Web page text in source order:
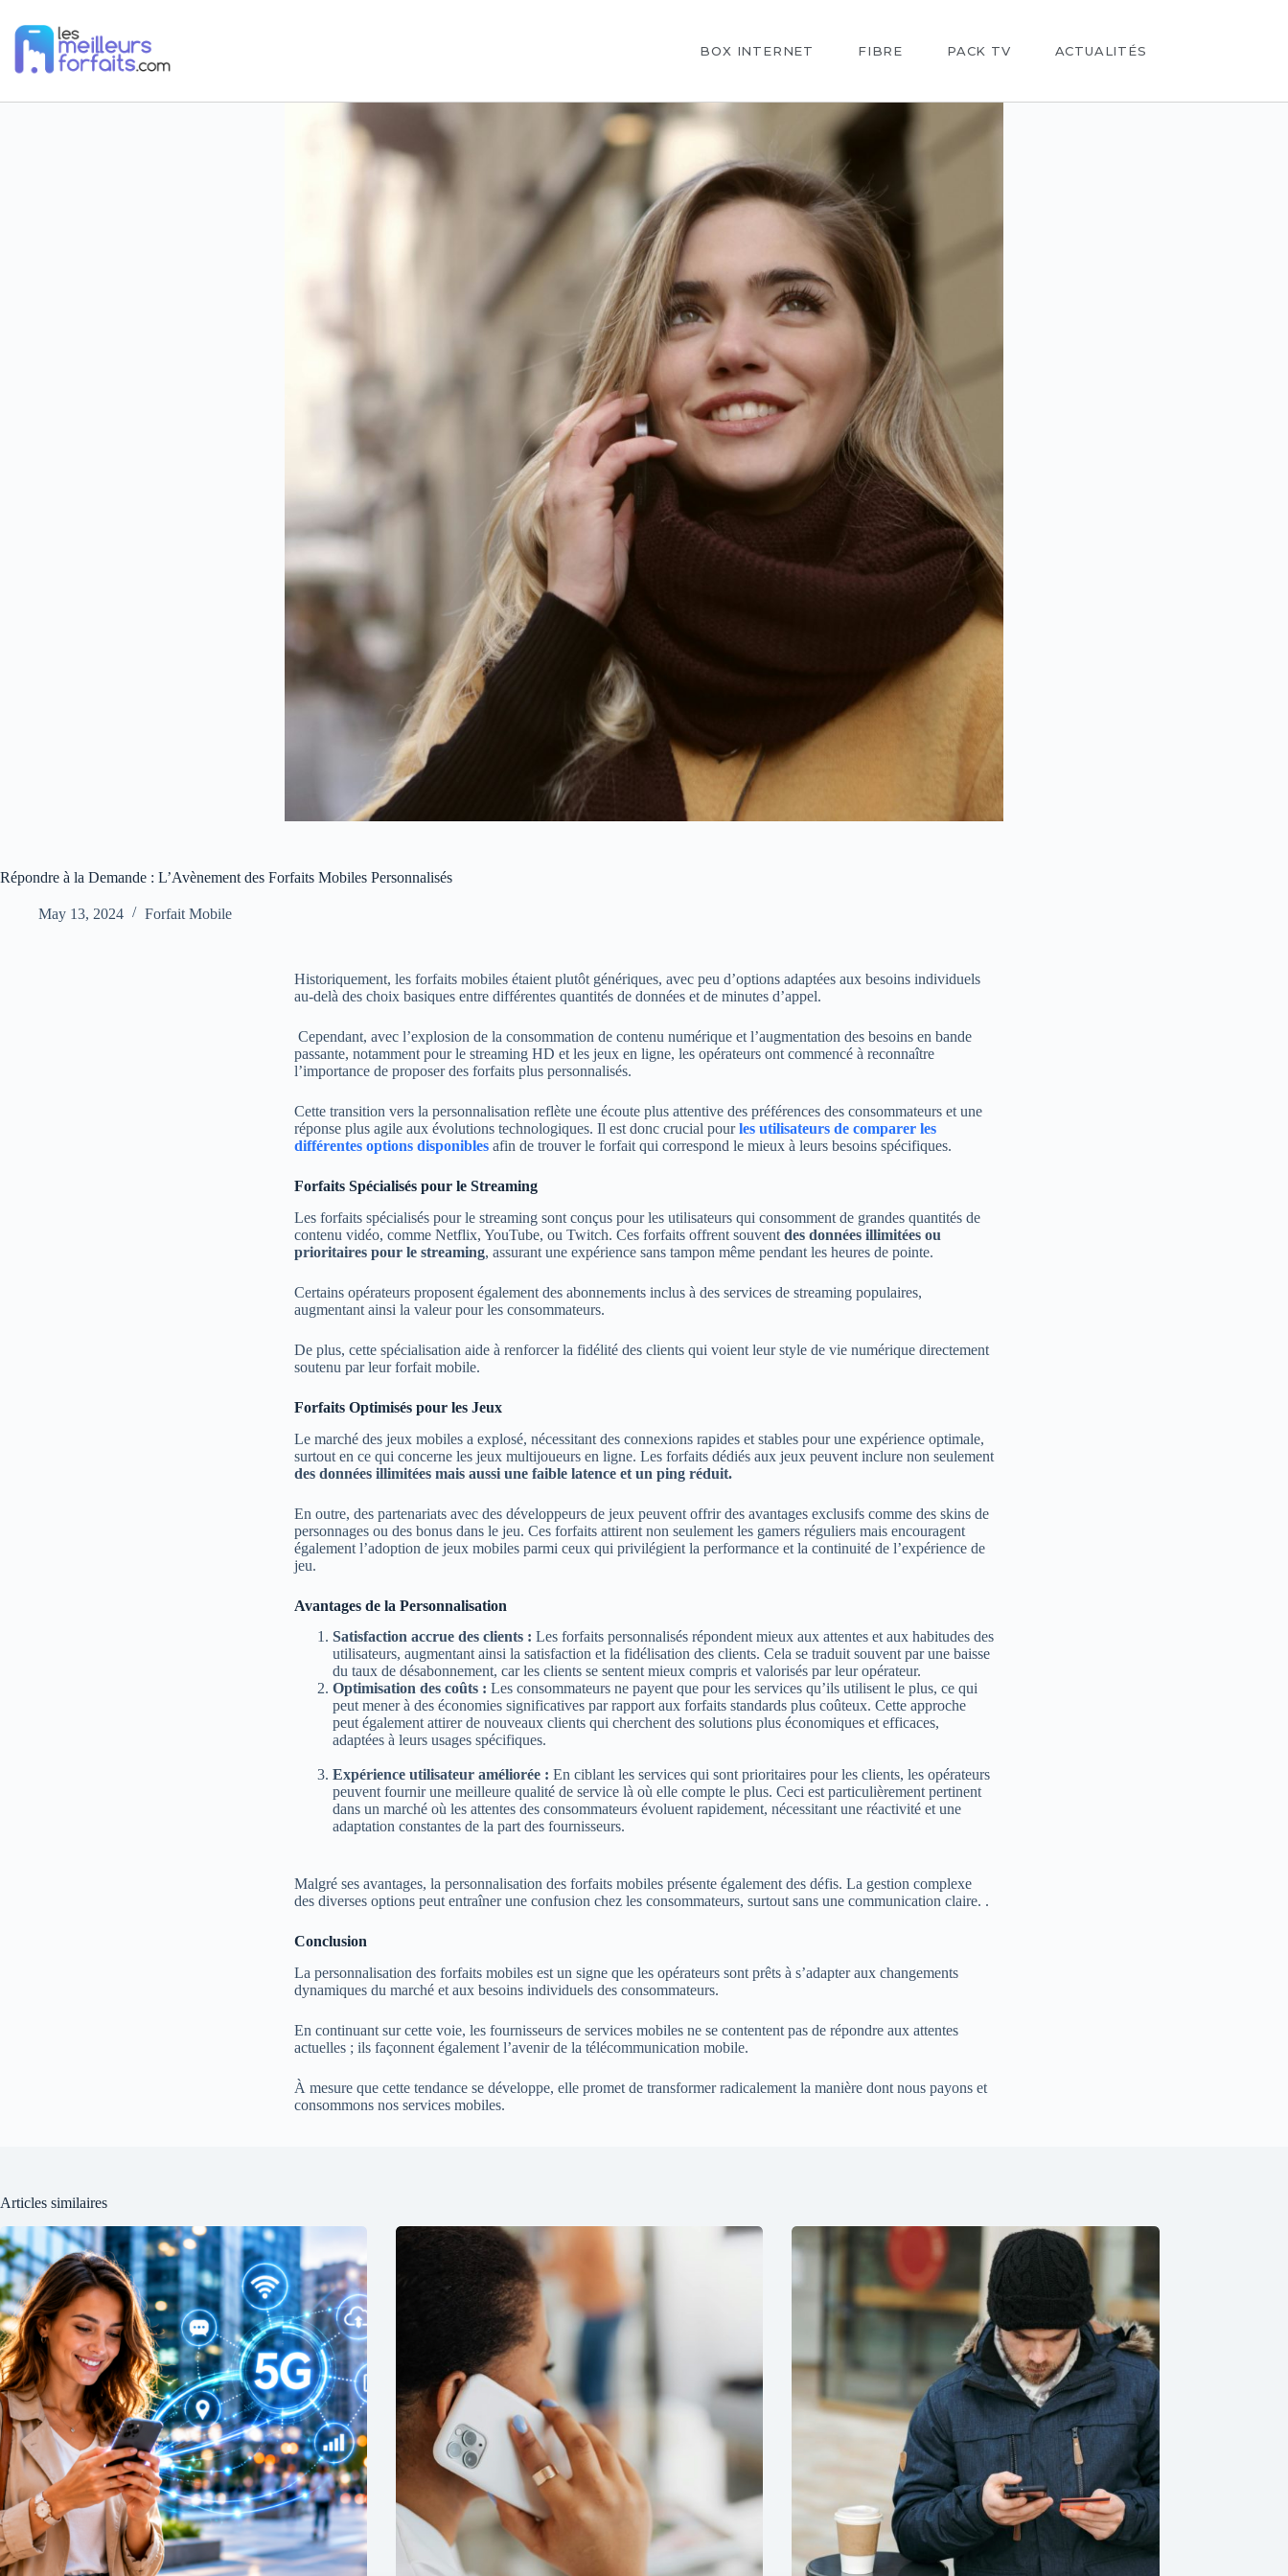
BOX INTERNET FIBRE PACK TV ACTUALITÉS
Répondre à la Demande : L’Avènement des Forfaits Mobiles Personnalisés
May 13, 2024 Forfait Mobile
Historiquement, les forfaits mobiles étaient plutôt génériques, avec peu d’options adaptées aux besoins individuels
au-delà des choix basiques entre différentes quantités de données et de minutes d’appel.
Cependant, avec l’explosion de la consommation de contenu numérique et l’augmentation des besoins en bande
passante, notamment pour le streaming HD et les jeux en ligne, les opérateurs ont commencé à reconnaître
l’importance de proposer des forfaits plus personnalisés.
Cette transition vers la personnalisation reflète une écoute plus attentive des préférences des consommateurs et une
réponse plus agile aux évolutions technologiques. Il est donc crucial pourles utilisateurs de comparer les
différentes options disponibles afin de trouver le forfait qui correspond le mieux à leurs besoins spécifiques.
Forfaits Spécialisés pour le Streaming
Les forfaits spécialisés pour le streaming sont conçus pour les utilisateurs qui consomment de grandes quantités de
contenu vidéo, comme Netflix, YouTube, ou Twitch. Ces forfaits offrent souvent des données illimitées ou
prioritaires pour le streaming, assurant une expérience sans tampon même pendant les heures de pointe.
Certains opérateurs proposent également des abonnements inclus à des services de streaming populaires,
augmentant ainsi la valeur pour les consommateurs.
De plus, cette spécialisation aide à renforcer la fidélité des clients qui voient leur style de vie numérique directement
soutenu par leur forfait mobile.
Forfaits Optimisés pour les Jeux
Le marché des jeux mobiles a explosé, nécessitant des connexions rapides et stables pour une expérience optimale,
surtout en ce qui concerne les jeux multijoueurs en ligne. Les forfaits dédiés aux jeux peuvent inclure non seulement
des données illimitées mais aussi une faible latence et un ping réduit.
En outre, des partenariats avec des développeurs de jeux peuvent offrir des avantages exclusifs comme des skins de
personnages ou des bonus dans le jeu. Ces forfaits attirent non seulement les gamers réguliers mais encouragent
également l’adoption de jeux mobiles parmi ceux qui privilégient la performance et la continuité de l’expérience de
jeu.
Avantages de la Personnalisation
Satisfaction accrue des clients : Les forfaits personnalisés répondent mieux aux attentes et aux habitudes des
utilisateurs, augmentant ainsi la satisfaction et la fidélisation des clients. Cela se traduit souvent par une baisse
du taux de désabonnement, car les clients se sentent mieux compris et valorisés par leur opérateur.
Optimisation des coûts : Les consommateurs ne payent que pour les services qu’ils utilisent le plus, ce qui
peut mener à des économies significatives par rapport aux forfaits standards plus coûteux. Cette approche
peut également attirer de nouveaux clients qui cherchent des solutions plus économiques et efficaces,
adaptées à leurs usages spécifiques.
Expérience utilisateur améliorée : En ciblant les services qui sont prioritaires pour les clients, les opérateurs
peuvent fournir une meilleure qualité de service là où elle compte le plus. Ceci est particulièrement pertinent
dans un marché où les attentes des consommateurs évoluent rapidement, nécessitant une réactivité et une
adaptation constantes de la part des fournisseurs.
Malgré ses avantages, la personnalisation des forfaits mobiles présente également des défis. La gestion complexe
des diverses options peut entraîner une confusion chez les consommateurs, surtout sans une communication claire. .
Conclusion
La personnalisation des forfaits mobiles est un signe que les opérateurs sont prêts à s’adapter aux changements
dynamiques du marché et aux besoins individuels des consommateurs.
En continuant sur cette voie, les fournisseurs de services mobiles ne se contentent pas de répondre aux attentes
actuelles ; ils façonnent également l’avenir de la télécommunication mobile.
À mesure que cette tendance se développe, elle promet de transformer radicalement la manière dont nous payons et
consommons nos services mobiles.
Articles similaires